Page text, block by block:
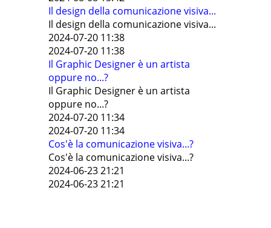
Il design della comunicazione visiva...
Il design della comunicazione visiva...
2024-07-20 11:38
2024-07-20 11:38
Il Graphic Designer è un artista
oppure no...?
Il Graphic Designer è un artista
oppure no...?
2024-07-20 11:34
2024-07-20 11:34
Cos'è la comunicazione visiva...?
Cos'è la comunicazione visiva...?
2024-06-23 21:21
2024-06-23 21:21